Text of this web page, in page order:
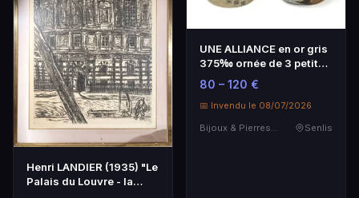
Henri LANDIER (1935) "Le
Palais du Louvre - la
UNE ALLIANCE en or gris
375‰ ornée de 3 petites
pierres blan…
80 – 120 €
📅 Invendu le 08/07/2026
Senlis